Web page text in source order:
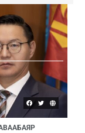
ТУХАЙН
ХЭСЭГ
АЖЛЫН